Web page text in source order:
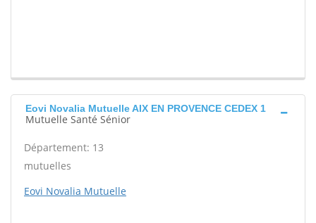
Eovi Novalia Mutuelle AIX EN PROVENCE CEDEX 1
Mutuelle Santé Sénior
Département: 13
mutuelles
Eovi Novalia Mutuelle